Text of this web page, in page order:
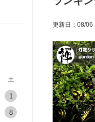
土
1
8
更新日 ： 08/06